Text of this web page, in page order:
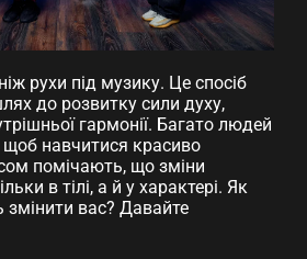
рухи під музику. Це спосіб
до розвитку сили духу,
гармонії. Багато людей
щоб навчитися красиво
помічають, що зміни
в тілі, а й у характері. Як
вас? Давайте